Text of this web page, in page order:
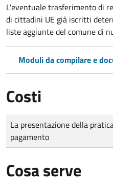
L'eventuale trasferimento di
di cittadini UE già iscritti
liste aggiunte del comune di
Moduli da compilare e
Costi
Tipo di pagamento
Importo
La presentazione della
pagamento
Cosa serve